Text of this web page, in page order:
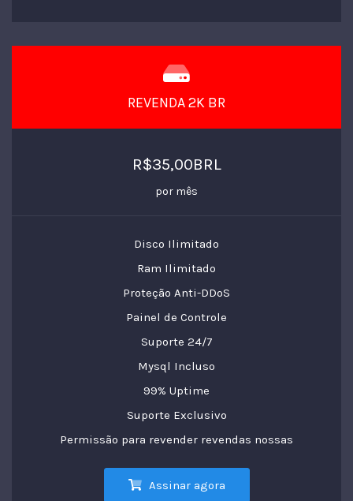
REVENDA 2K BR
R$35,00BRL
por mês
Disco Ilimitado
Ram Ilimitado
Proteção Anti-DDoS
Painel de Controle
Suporte 24/7
Mysql Incluso
99% Uptime
Suporte Exclusivo
Permissão para revender revendas nossas
Assinar agora